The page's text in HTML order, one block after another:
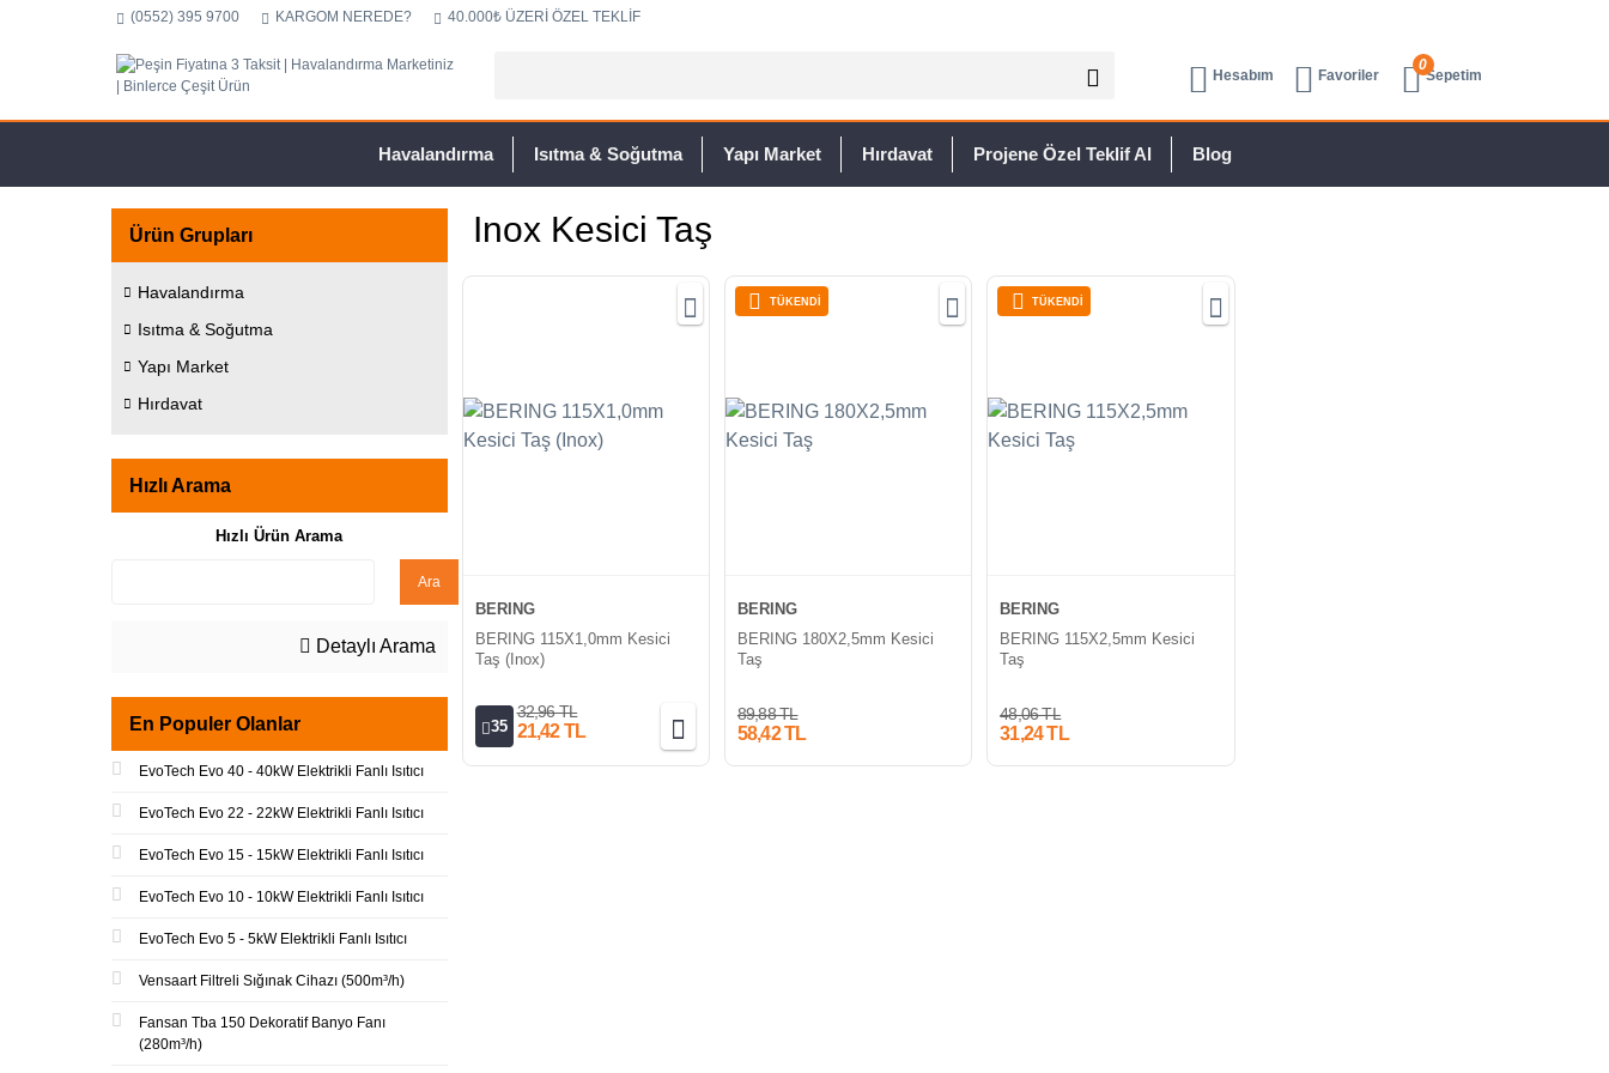
(0552) 395 9700 KARGOM NEREDE? 40.000₺ ÜZERİ ÖZEL TEKLİF
Hesabım Favoriler
0
Sepetim
Havalandırma Isıtma & Soğutma Yapı Market Hırdavat Projene Özel Teklif Al Blog
Ürün Grupları
Havalandırma
Isıtma & Soğutma
Yapı Market
Hırdavat
Hızlı Arama
Hızlı Ürün Arama
Ara
Detaylı Arama
En Populer Olanlar
EvoTech Evo 40 - 40kW Elektrikli Fanlı Isıtıcı
EvoTech Evo 22 - 22kW Elektrikli Fanlı Isıtıcı
EvoTech Evo 15 - 15kW Elektrikli Fanlı Isıtıcı
EvoTech Evo 10 - 10kW Elektrikli Fanlı Isıtıcı
EvoTech Evo 5 - 5kW Elektrikli Fanlı Isıtıcı
Vensaart Filtreli Sığınak Cihazı (500m³/h)
Fansan Tba 150 Dekoratif Banyo Fanı
(280m³/h)
Inox Kesici Taş
BERING
BERING 115X1,0mm Kesici
Taş (Inox)
35
32,96 TL
21,42 TL
TÜKENDİ
BERING
BERING 180X2,5mm Kesici
Taş
89,88 TL
58,42 TL
TÜKENDİ
BERING
BERING 115X2,5mm Kesici
Taş
48,06 TL
31,24 TL